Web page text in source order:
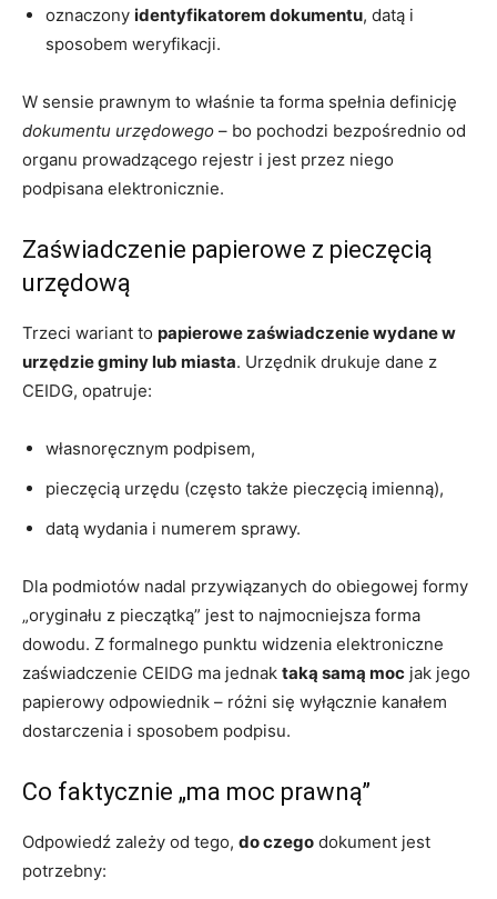
oznaczony identyfikatorem dokumentu, datą i
sposobem weryfikacji.
W sensie prawnym to właśnie ta forma spełnia definicję
dokumentu urzędowego – bo pochodzi bezpośrednio od
organu prowadzącego rejestr i jest przez niego
podpisana elektronicznie.
Zaświadczenie papierowe z pieczęcią
urzędową
Trzeci wariant to papierowe zaświadczenie wydane w
urzędzie gminy lub miasta. Urzędnik drukuje dane z
CEIDG, opatruje:
własnoręcznym podpisem,
pieczęcią urzędu (często także pieczęcią imienną),
datą wydania i numerem sprawy.
Dla podmiotów nadal przywiązanych do obiegowej formy
„oryginału z pieczątką” jest to najmocniejsza forma
dowodu. Z formalnego punktu widzenia elektroniczne
zaświadczenie CEIDG ma jednak taką samą moc jak jego
papierowy odpowiednik – różni się wyłącznie kanałem
dostarczenia i sposobem podpisu.
Co faktycznie „ma moc prawną”
Odpowiedź zależy od tego, do czego dokument jest
potrzebny: